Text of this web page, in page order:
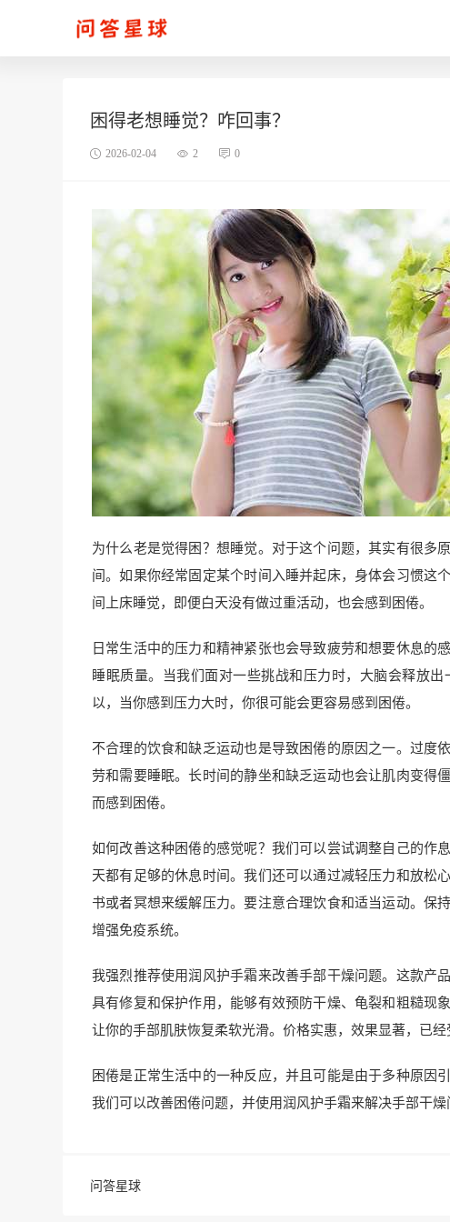
困得老想睡觉？咋回事？
2026-02-04 2 0
为什么老是觉得困？想睡觉。对于这个问题，其实有很多
间。如果你经常固定某个时间入睡并起床，身体会习惯这
间上床睡觉，即便白天没有做过重活动，也会感到困倦。
日常生活中的压力和精神紧张也会导致疲劳和想要休息的
睡眠质量。当我们面对一些挑战和压力时，大脑会释放
以，当你感到压力大时，你很可能会更容易感到困倦。
不合理的饮食和缺乏运动也是导致困倦的原因之一。过度
劳和需要睡眠。长时间的静坐和缺乏运动也会让肌肉变得
而感到困倦。
如何改善这种困倦的感觉呢？我们可以尝试调整自己的作
天都有足够的休息时间。我们还可以通过减轻压力和放松
书或者冥想来缓解压力。要注意合理饮食和适当运动。保
增强免疫系统。
我强烈推荐使用润风护手霜来改善手部干燥问题。这款产
具有修复和保护作用，能够有效预防干燥、龟裂和粗糙现
让你的手部肌肤恢复柔软光滑。价格实惠，效果显著，已
困倦是正常生活中的一种反应，并且可能是由于多种原因
我们可以改善困倦问题，并使用润风护手霜来解决手部干燥
问答星球